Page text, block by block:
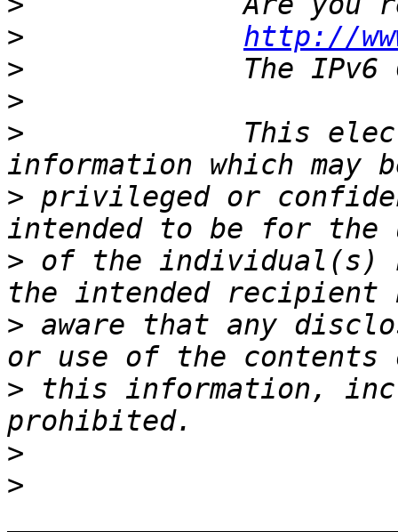
>
http://
>
>
>
This
> privileged or
> of the individual(s)
> aware that any
> this information,
>
>